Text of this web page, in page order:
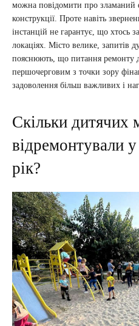
можна повідомити про зламаний
конструкції. Проте навіть
інстанцій не гарантує, що хтось
локаціях. Місто велике, запитів
пояснюють, що питання ремонту
першочерговим з точки зору
задоволення більш важливих і
Скільки дитячих
відремонтували
рік?